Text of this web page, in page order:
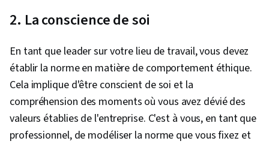
2. La conscience de soi
En tant que leader sur votre lieu de travail, vous devez
établir la norme en matière de comportement éthique.
Cela implique d'être conscient de soi et la
compréhension des moments où vous avez dévié des
valeurs établies de l'entreprise. C'est à vous, en tant que
professionnel, de modéliser la norme que vous fixez et